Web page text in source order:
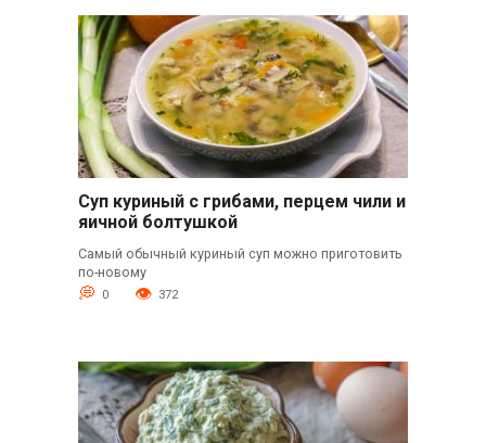
Суп куриный с грибами, перцем чили и
яичной болтушкой
Самый обычный куриный суп можно приготовить
по-новому
0 372